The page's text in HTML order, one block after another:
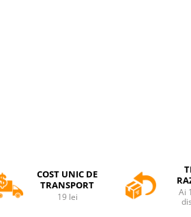
COST UNIC DE
TRANSPORT
19 lei
Ai